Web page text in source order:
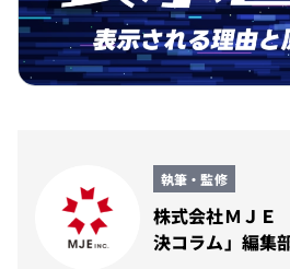
執筆・監修
株式会社ＭＪＥ
決コラム」編集